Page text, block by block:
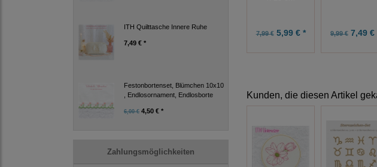
ITH Quilttasche Innere Ruhe
7,49 € *
Festonbortenset, Blümchen 10x10
, Endlosornament, Endlosborte
6,00 € 4,50 € *
Zahlungsmöglichkeiten
7,99 €5,99 € * 9,99 €7,49 €
Kunden, die diesen Artikel